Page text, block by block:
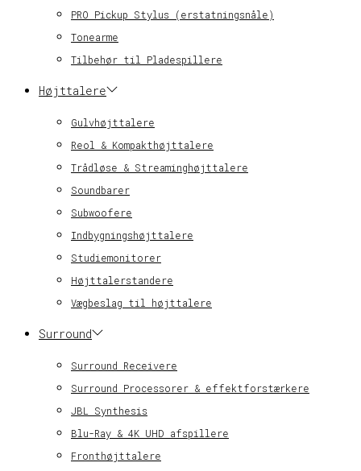
PRO Pickup Stylus (erstatningsnåle)
Tonearme
Tilbehør til Pladespillere
Højttalere
Gulvhøjttalere
Reol & Kompakthøjttalere
Trådløse & Streaminghøjttalere
Soundbarer
Subwoofere
Indbygningshøjttalere
Studiemonitorer
Højttalerstandere
Vægbeslag til højttalere
Surround
Surround Receivere
Surround Processorer & effektforstærkere
JBL Synthesis
Blu-Ray & 4K UHD afspillere
Fronthøjttalere